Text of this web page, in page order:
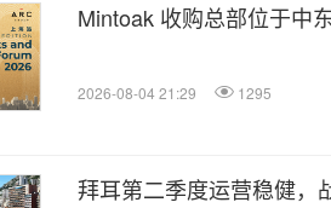
Mintoak 收购总部位于中
2026-08-04 21:29 1295
拜耳第二季度运营稳健，